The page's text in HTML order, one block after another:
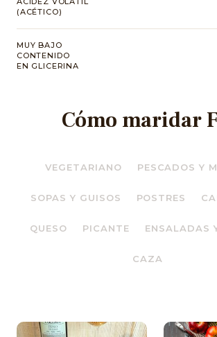
(ACÉTICO)
MUY BAJO
CONTENIDO
EN GLICERINA
Cómo maridar
VEGETARIANO PESCADOS Y
SOPAS Y GUISOS POSTRES
QUESO PICANTE ENSALADAS
CAZA